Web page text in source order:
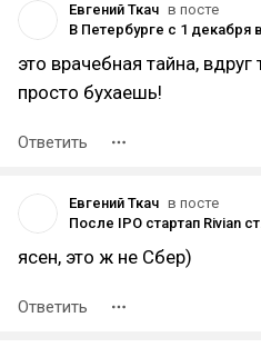
Евгений Ткач в посте
это врачебная тайна,
просто бухаешь!
Ответить
Евгений Ткач в посте
ясен, это ж не Сбер)
Ответить